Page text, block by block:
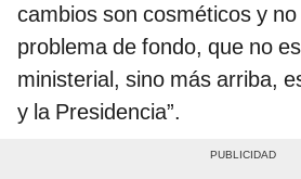
cambios son cosméticos y
problema de fondo, que no
ministerial, sino más arriba,
y la Presidencia”.